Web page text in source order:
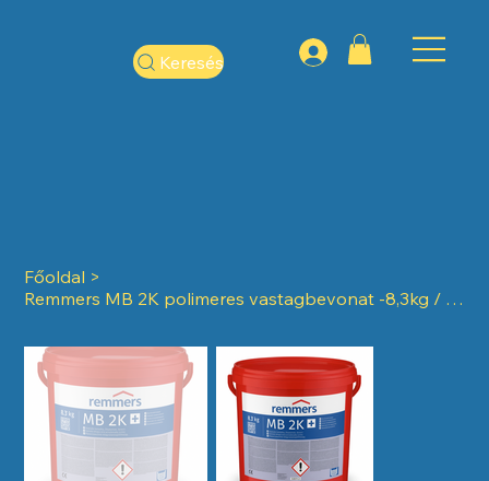
Keresés
Főoldal >
Remmers MB 2K polimeres vastagbevonat -8,3kg / vödör